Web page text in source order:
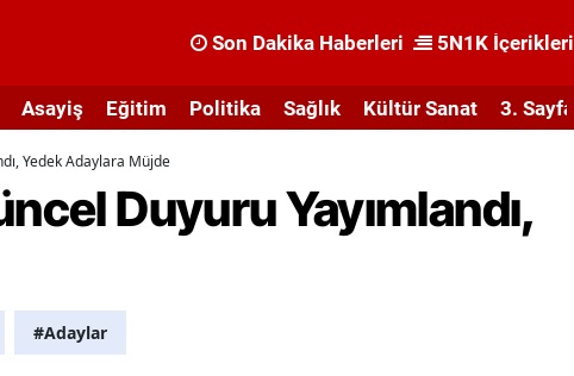
Son Dakika Haberleri 5N1K İçerikleri
Asayiş Eğitim Politika Sağlık Kültür Sanat 3. Sayfa
Yedek Adaylara Müjde
Duyuru Yayımlandı,
#Adaylar